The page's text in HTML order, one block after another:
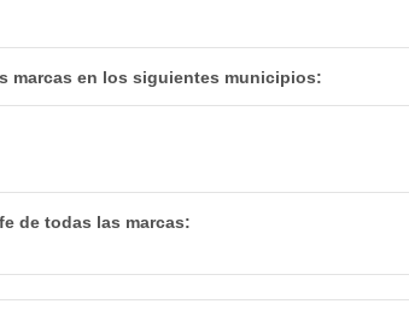
marcas en los siguientes municipios:
de todas las marcas: